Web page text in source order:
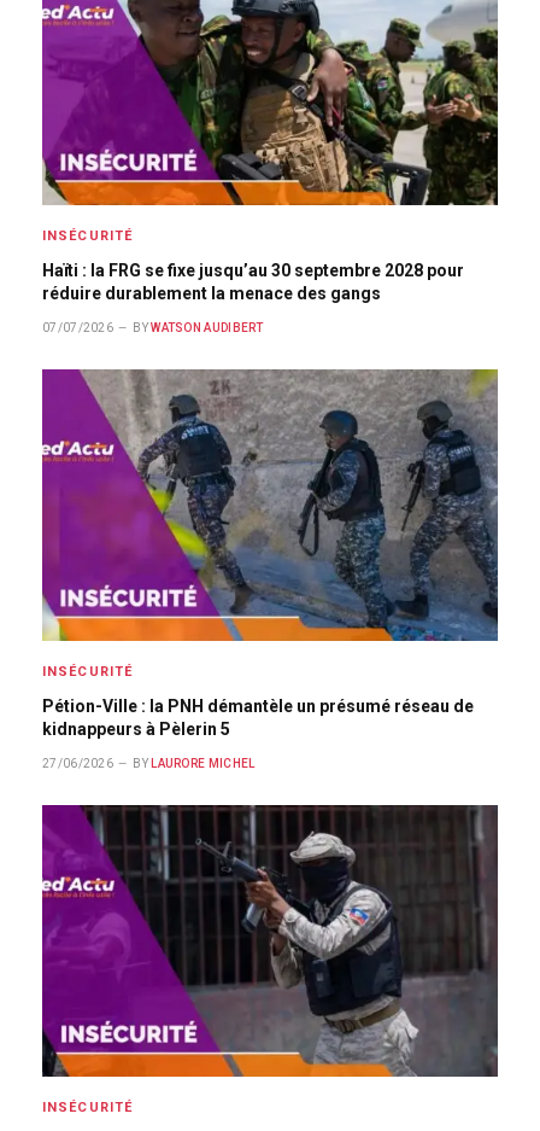
INSÉCURITÉ
Haïti : la FRG se fixe jusqu’au 30 septembre 2028 pour
réduire durablement la menace des gangs
07/07/2026 BY WATSON AUDIBERT
INSÉCURITÉ
Pétion-Ville : la PNH démantèle un présumé réseau de
kidnappeurs à Pèlerin 5
27/06/2026 BY LAURORE MICHEL
INSÉCURITÉ